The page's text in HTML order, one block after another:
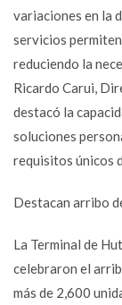
variaciones en la
servicios
reduciendo la
Ricardo Carui,
destacó la
soluciones
requisitos únicos
Destacan arribo
La Terminal de
celebraron el
más de 2,600